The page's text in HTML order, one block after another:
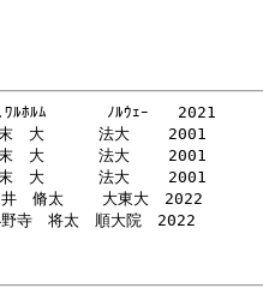
ﾎﾙﾑ  　　 ﾉﾙｳｪｰ   2021
　大   　 法大    2001
　大   　 法大    2001
　大   　 法大    2001
脩太    大東大　2022
　将太　順大院　2022